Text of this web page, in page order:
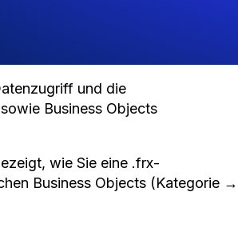
und die
Business Objects
wie Sie eine .frx-
Business Objects (Kategorie →